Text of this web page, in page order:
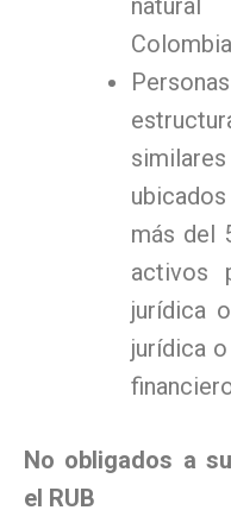
más del
activos
jurídica
jurídica
No obligados a
el RUB